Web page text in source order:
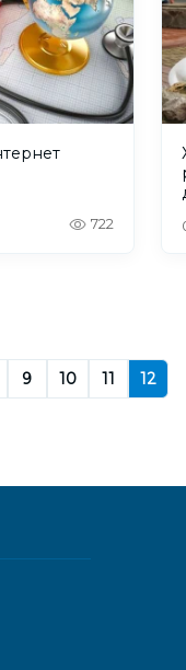
722
9 10 11 12